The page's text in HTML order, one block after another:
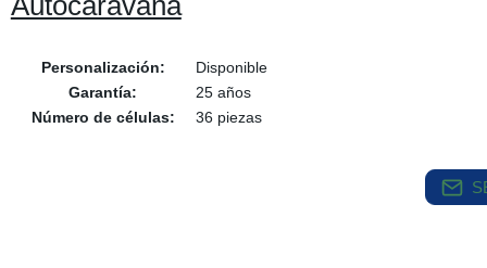
Personalización:
Disponible
Garantía:
25 años
Número de células:
36 piezas